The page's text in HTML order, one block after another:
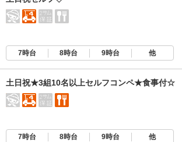
7時台 8時台 9時台 他
土日祝★3組10名以上セルフコンペ★食事付☆
7時台 8時台 9時台 他